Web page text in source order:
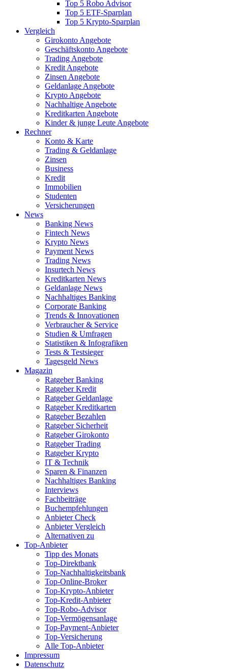
Top 5 Robo Advisor
Top 5 ETF-Sparplan
Top 5 Krypto-Sparplan
Vergleich
Girokonto Angebote
Geschäftskonto Angebote
Trading Angebote
Kredit Angebote
Zinsen Angebote
Geldanlage Angebote
Krypto Angebote
Nachhaltige Angebote
Kreditkarten Angebote
Kinder & junge Leute Angebote
Rechner
Konto & Karte
Trading & Geldanlage
Zinsen
Business
Kredit
Immobilien
Studenten
Versicherungen
News
Banking News
Fintech News
Krypto News
Payment News
Trading News
Insurtech News
Kreditkarten News
Geldanlage News
Nachhaltiges Banking
Corporate Banking
Trends & Innovationen
Verbraucher & Service
Studien & Umfragen
Statistiken & Infografiken
Tests & Testsieger
Tagesgeld News
Magazin
Ratgeber Banking
Ratgeber Kredit
Ratgeber Geldanlage
Ratgeber Kreditkarten
Ratgeber Bezahlen
Ratgeber Sicherheit
Ratgeber Girokonto
Ratgeber Trading
Ratgeber Krypto
IT & Technik
Sparen & Finanzen
Nachhaltiges Banking
Interviews
Fachbeiträge
Buchempfehlungen
Anbieter Check
Anbieter Vergleich
Alternativen zu
Top-Anbieter
Tipp des Monats
Top-Direktbank
Top-Nachhaltigkeitsbank
Top-Online-Broker
Top-Krypto-Anbieter
Top-Kredit-Anbieter
Top-Robo-Advisor
Top-Vermögensanlage
Top-Payment-Anbieter
Top-Versicherung
Alle Top-Anbieter
Impressum
Datenschutz